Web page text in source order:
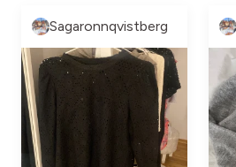
Sagaronnqvistberg